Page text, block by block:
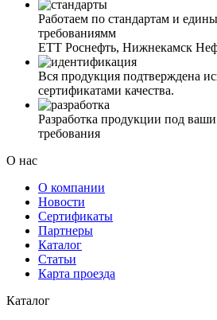
Работаем по стандартам и
требованиямм
ЕТТ Роснефть, Нижнекамск
Вся продукция подтверждена
сертификатами качества.
Разработка продукции под
требования
О нас
О компании
Новости
Сертификаты
Партнеры
Каталог
Статьи
Карта проезда
Каталог